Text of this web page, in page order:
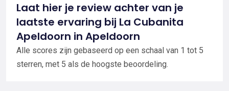
Laat hier je review achter van je
laatste ervaring bij La Cubanita
Apeldoorn in Apeldoorn
Alle scores zijn gebaseerd op een schaal van 1 tot 5
sterren, met 5 als de hoogste beoordeling.